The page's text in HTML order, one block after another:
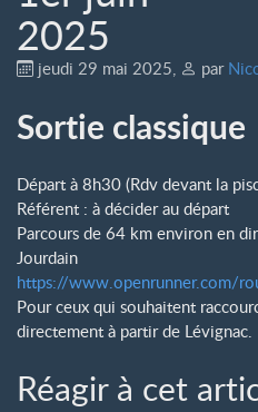
2025
jeudi 29 mai 2025, par
Sortie classique
Départ à 8h30 (Rdv devant la
Référent : à décider au départ
Parcours de 64 km environ en
Jourdain
https://www.openrunner.com/
Pour ceux qui souhaitent
directement à partir de Lévignac.
Réagir à cet